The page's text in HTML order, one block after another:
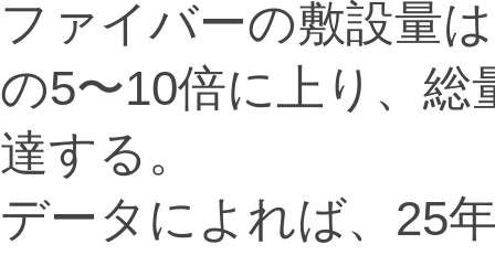
ファイバーの敷設量
の5〜10倍に上り、
達する。
データによれば、25